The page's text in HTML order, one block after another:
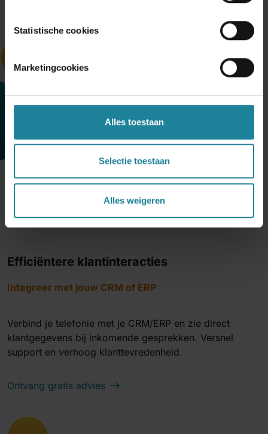
Statistische cookies
Marketingcookies
Alles toestaan
Selectie toestaan
Alles weigeren
Efficiëntere klantinteracties
Integreer met jouw CRM of ERP
Verbind je telefonie met je CRM/ERP en zie direct
klantgegevens bij inkomende gesprekken. Versnel
support en verhoog klanttevredenheid.
Ontvang gratis advies